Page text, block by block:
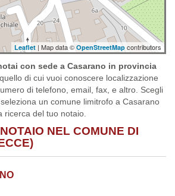
Leaflet | Map data © OpenStreetMap contributors
con sede a Casarano in provincia
di cui vuoi conoscere localizzazione
di telefono, email, fax, e altro. Scegli
un comune limitrofo a Casarano
ricerca del tuo notaio.
NEL COMUNE DI